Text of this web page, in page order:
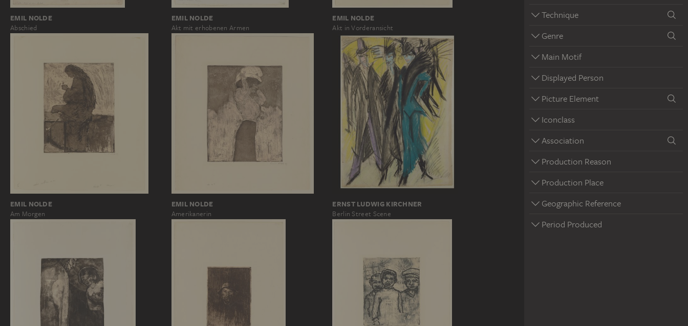
Technique
Genre
Main Motif
Displayed Person
Picture Element
Iconclass
Association
Production Reason
Production Place
Geographic Reference
Period Produced
EMIL NOLDE
Abschied
EMIL NOLDE
Akt mit erhobenen Armen
EMIL NOLDE
Akt in Vorderansicht
EMIL NOLDE
Am Morgen
EMIL NOLDE
Amerikanerin
ERNST LUDWIG KIRCHNER
Berlin Street Scene